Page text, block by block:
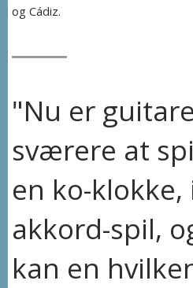
og Cádiz.
"Nu er
sværere at
en ko-
akkord-spil,
kan en